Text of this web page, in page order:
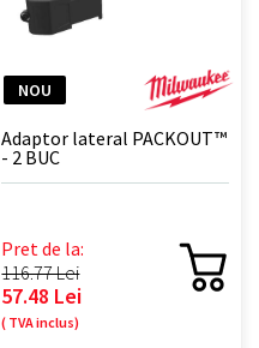
NOU
Adaptor lateral PACKOUT™
- 2 BUC
Pret de la:
116.77 Lei
57.48 Lei
( TVA inclus)